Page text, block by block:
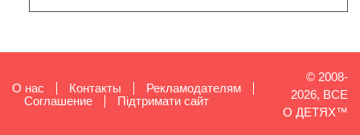
О нас Контакты
Рекламодателям
Cоглашение
Підтримати сайт
© 2008-
2026, ВСЕ
О ДЕТЯХ™